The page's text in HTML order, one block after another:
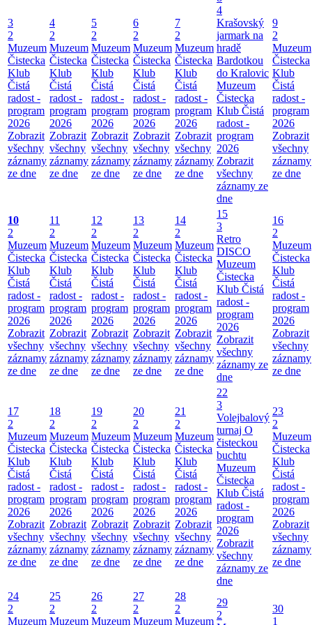
3
2
Muzeum
Čistecka
Klub
Čistá
radost -
program
2026
Zobrazit
všechny
záznamy
ze dne
4
2
Muzeum
Čistecka
Klub
Čistá
radost -
program
2026
Zobrazit
všechny
záznamy
ze dne
5
2
Muzeum
Čistecka
Klub
Čistá
radost -
program
2026
Zobrazit
všechny
záznamy
ze dne
6
2
Muzeum
Čistecka
Klub
Čistá
radost -
program
2026
Zobrazit
všechny
záznamy
ze dne
7
2
Muzeum
Čistecka
Klub
Čistá
radost -
program
2026
Zobrazit
všechny
záznamy
ze dne
4
Krašovský
jarmark na
hradě
Bardotkou
do Kralovic
Muzeum
Čistecka
Klub Čistá
radost -
program
2026
Zobrazit
všechny
záznamy ze
dne
9
2
Muzeum
Čistecka
Klub
Čistá
radost -
program
2026
Zobrazit
všechny
záznamy
ze dne
10
2
Muzeum
Čistecka
Klub
Čistá
radost -
program
2026
Zobrazit
všechny
záznamy
ze dne
11
2
Muzeum
Čistecka
Klub
Čistá
radost -
program
2026
Zobrazit
všechny
záznamy
ze dne
12
2
Muzeum
Čistecka
Klub
Čistá
radost -
program
2026
Zobrazit
všechny
záznamy
ze dne
13
2
Muzeum
Čistecka
Klub
Čistá
radost -
program
2026
Zobrazit
všechny
záznamy
ze dne
14
2
Muzeum
Čistecka
Klub
Čistá
radost -
program
2026
Zobrazit
všechny
záznamy
ze dne
15
3
Retro
DISCO
Muzeum
Čistecka
Klub Čistá
radost -
program
2026
Zobrazit
všechny
záznamy ze
dne
16
2
Muzeum
Čistecka
Klub
Čistá
radost -
program
2026
Zobrazit
všechny
záznamy
ze dne
17
2
Muzeum
Čistecka
Klub
Čistá
radost -
program
2026
Zobrazit
všechny
záznamy
ze dne
18
2
Muzeum
Čistecka
Klub
Čistá
radost -
program
2026
Zobrazit
všechny
záznamy
ze dne
19
2
Muzeum
Čistecka
Klub
Čistá
radost -
program
2026
Zobrazit
všechny
záznamy
ze dne
20
2
Muzeum
Čistecka
Klub
Čistá
radost -
program
2026
Zobrazit
všechny
záznamy
ze dne
21
2
Muzeum
Čistecka
Klub
Čistá
radost -
program
2026
Zobrazit
všechny
záznamy
ze dne
22
3
Volejbalový
turnaj O
čisteckou
buchtu
Muzeum
Čistecka
Klub Čistá
radost -
program
2026
Zobrazit
všechny
záznamy ze
dne
23
2
Muzeum
Čistecka
Klub
Čistá
radost -
program
2026
Zobrazit
všechny
záznamy
ze dne
24
2
Muzeum
25
2
Muzeum
26
2
Muzeum
27
2
Muzeum
28
2
Muzeum
29
2
30
1